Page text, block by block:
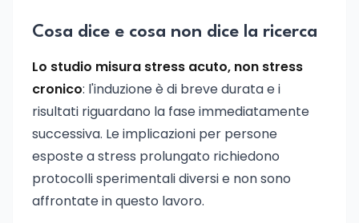
Cosa dice e cosa non dice la ricerca
Lo studio misura stress acuto, non stress
cronico: l'induzione è di breve durata e i
risultati riguardano la fase immediatamente
successiva. Le implicazioni per persone
esposte a stress prolungato richiedono
protocolli sperimentali diversi e non sono
affrontate in questo lavoro.